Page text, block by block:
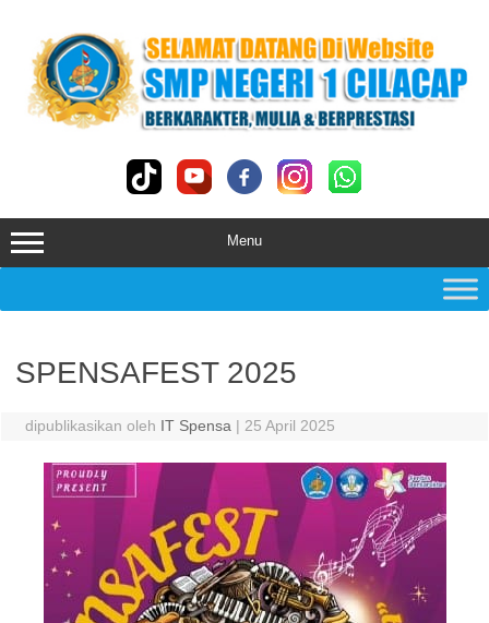
content
Menu
SPENSAFEST 2025
dipublikasikan oleh IT Spensa | 25 April 2025